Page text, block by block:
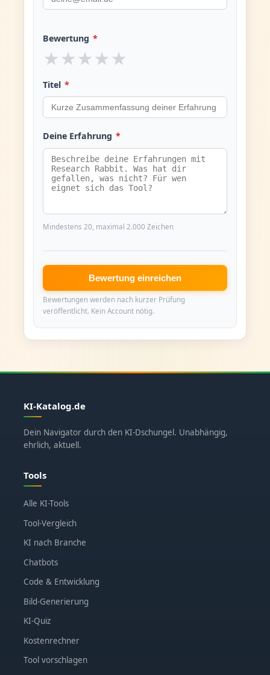
Bewertung *
★ ★ ★ ★ ★
Titel *
Deine Erfahrung *
Mindestens 20, maximal 2.000 Zeichen
Bewertung einreichen
Bewertungen werden nach kurzer Prüfung
veröffentlicht. Kein Account nötig.
KI-Katalog.de
Dein Navigator durch den KI-Dschungel. Unabhängig,
ehrlich, aktuell.
Tools
Alle KI-Tools
Tool-Vergleich
KI nach Branche
Chatbots
Code & Entwicklung
Bild-Generierung
KI-Quiz
Kostenrechner
Tool vorschlagen